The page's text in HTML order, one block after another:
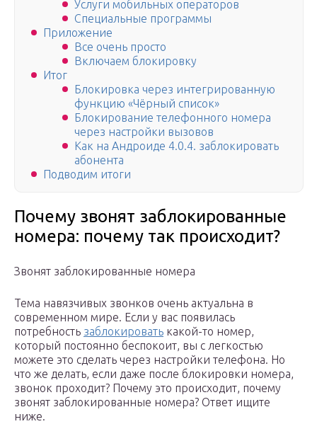
Услуги мобильных операторов
Специальные программы
Приложение
Все очень просто
Включаем блокировку
Итог
Блокировка через интегрированную
функцию «Чёрный список»
Блокирование телефонного номера
через настройки вызовов
Как на Андроиде 4.0.4. заблокировать
абонента
Подводим итоги
Почему звонят заблокированные
номера: почему так происходит?
Звонят заблокированные номера
Тема навязчивых звонков очень актуальна в
современном мире. Если у вас появилась
потребность заблокировать какой-то номер,
который постоянно беспокоит, вы с легкостью
можете это сделать через настройки телефона. Но
что же делать, если даже после блокировки номера,
звонок проходит? Почему это происходит, почему
звонят заблокированные номера? Ответ ищите
ниже.